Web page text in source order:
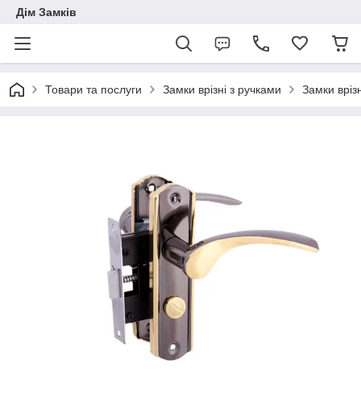
Дім Замків
Товари та послуги Замки врізні з ручками Замки